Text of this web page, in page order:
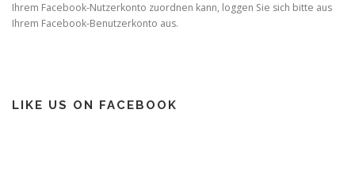
Ihrem Facebook-Nutzerkonto zuordnen kann, loggen Sie sich bitte aus
Ihrem Facebook-Benutzerkonto aus.
LIKE US ON FACEBOOK